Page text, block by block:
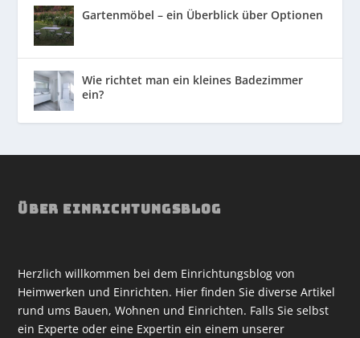
Gartenmöbel – ein Überblick über Optionen
Wie richtet man ein kleines Badezimmer
ein?
ÜBER EINRICHTUNGSBLOG
Herzlich willkommen bei dem Einrichtungsblog von
Heimwerken und Einrichten. Hier finden Sie diverse Artikel
rund ums Bauen, Wohnen und Einrichten. Falls Sie selbst
ein Experte oder eine Expertin ein einem unserer